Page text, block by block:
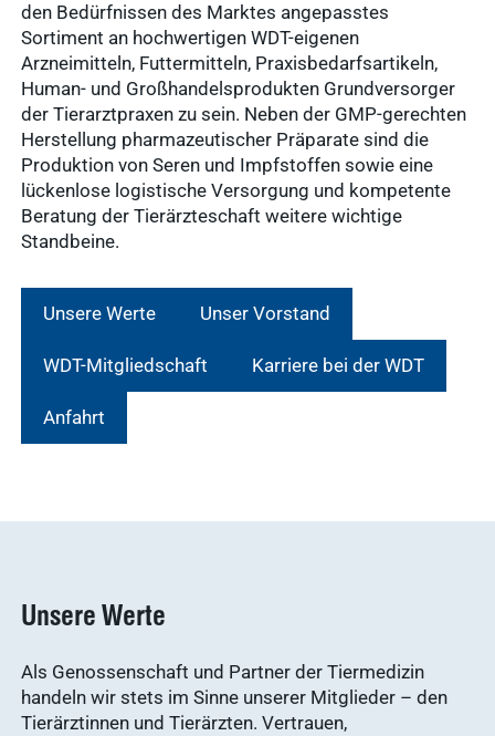
den Bedürfnissen des Marktes angepasstes
Sortiment an hochwertigen WDT-eigenen
Arzneimitteln, Futtermitteln, Praxisbedarfsartikeln,
Human- und Großhandelsprodukten Grundversorger
der Tierarztpraxen zu sein. Neben der GMP-gerechten
Herstellung pharmazeutischer Präparate sind die
Produktion von Seren und Impfstoffen sowie eine
lückenlose logistische Versorgung und kompetente
Beratung der Tierärzteschaft weitere wichtige
Standbeine.
Unsere Werte Unser Vorstand
WDT-Mitgliedschaft Karriere bei der WDT
Anfahrt
Unsere Werte
Als Genossenschaft und Partner der Tiermedizin
handeln wir stets im Sinne unserer Mitglieder – den
Tierärztinnen und Tierärzten. Vertrauen,